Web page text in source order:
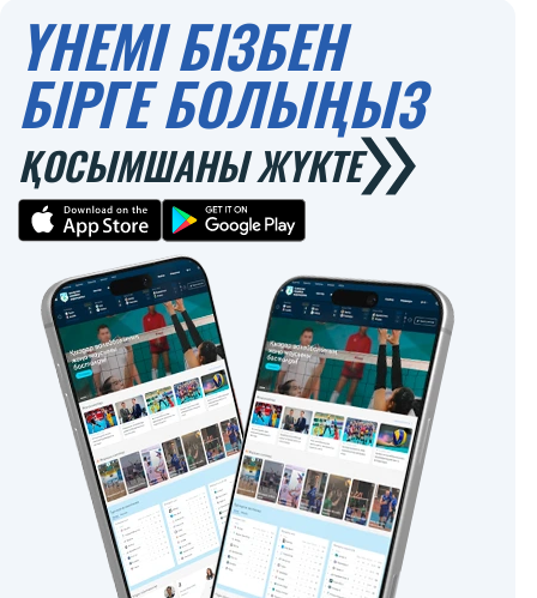
ҮНЕМІ БІЗБЕН
БІРГЕ БОЛЫҢЫЗ
ҚОСЫМШАНЫ ЖҮКТЕ